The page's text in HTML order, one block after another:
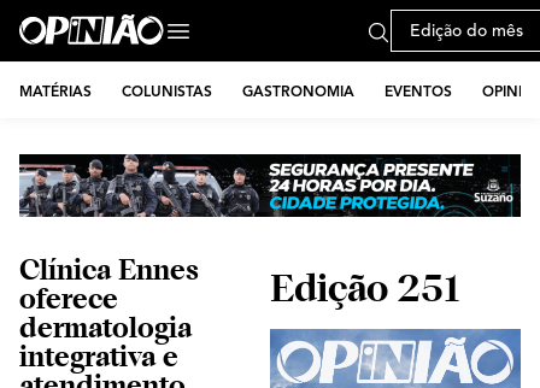
Edição do mês
MATÉRIAS COLUNISTAS GASTRONOMIA EVENTOS
Clínica Ennes
oferece
dermatologia
integrativa e
Edição 251